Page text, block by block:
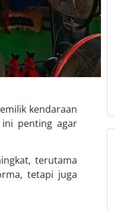
kendaraan
penting agar
terutama
tetapi juga